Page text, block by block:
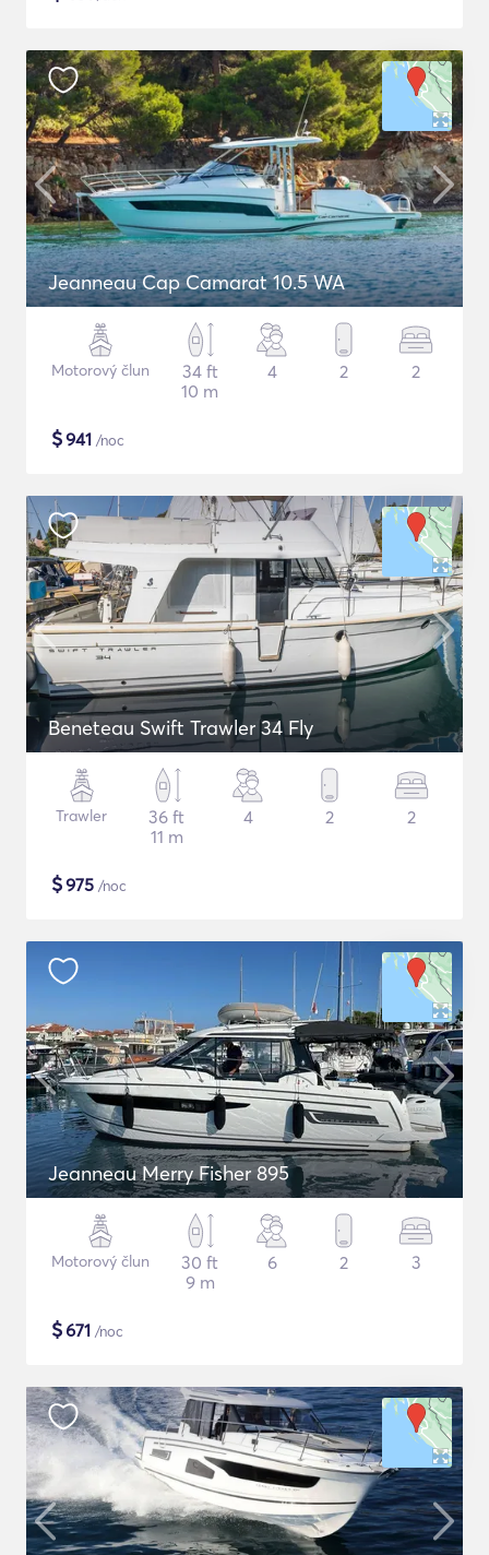
Jeanneau Cap Camarat 10.5 WA
Motorový člun
34 ft
10 m
4 2 2
$941 /noc
Beneteau Swift Trawler 34 Fly
Trawler
36 ft
11 m
4 2 2
$975 /noc
Jeanneau Merry Fisher 895
Motorový člun
30 ft
9 m
6 2 3
$671 /noc